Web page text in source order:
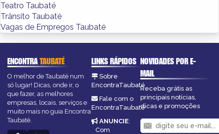
Teatro Taubaté
Trânsito Taubaté
Vagas de Empregos Taubaté
ENCONTRATAUBATÉ
O melhor de Taubaté num
só lugar! Dicas, onde ir, o
que fazer, as melhores
empresas, locais, serviços e
muito mais no guia Encontra
Taubaté.
LINKS RÁPIDOS
Sobre
EncontraTaubaté
Fale com o
EncontraTaubaté
ANUNCIE:
Com
NOVIDADES POR E-
MAIL
Receba grátis as
principais notícias,
dicas e promoções